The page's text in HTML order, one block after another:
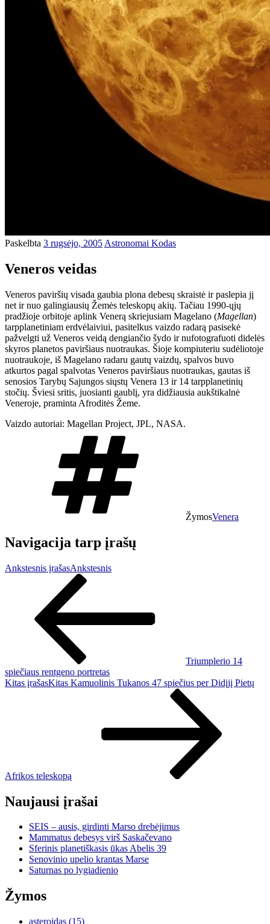
Paskelbta 3 rugsėjo, 2005 Astronomai Kodas
Veneros veidas
Veneros paviršių visada gaubia plona debesų skraistė ir paslepia jį
net ir nuo galingiausių Žemės teleskopų akių. Tačiau 1990-ųjų
pradžioje orbitoje aplink Venerą skriejusiam Magelano (Magellan)
tarpplanetiniam erdvėlaiviui, pasitelkus vaizdo radarą pasisekė
pažvelgti už Veneros veidą dengiančio šydo ir nufotografuoti didelės
skyros planetos paviršiaus nuotraukas. Šioje kompiuteriu sudėliotoje
nuotraukoje, iš Magelano radaru gautų vaizdų, spalvos buvo
atkurtos pagal spalvotas Veneros paviršiaus nuotraukas, gautas iš
senosios Tarybų Sajungos siųstų Venera 13 ir 14 tarpplanetinių
stočių. Šviesi sritis, juosianti gaublį, yra didžiausia aukštikalnė
Veneroje, praminta Afroditės Žeme.
Vaizdo autoriai: Magellan Project, JPL, NASA.
ŽymosVenera
Navigacija tarp įrašų
Ankstesnis įrašasAnkstesnis
Triumplerio 14
spiečiaus rentgeno portretas
Kitas įrašasKitas Kamuolinis Tukanos 47 spiečius per Didįjį Pietų
Afrikos teleskopą
Naujausi įrašai
SEIS – ausis, girdinti Marso drebėjimus
Mammatus debesys virš Saskačevano
Sferinis planetiškasis ūkas Abelis 39
Senovinio upelio krantas Marse
Saturnas po lygiadienio
Žymos
asteroidas (15)